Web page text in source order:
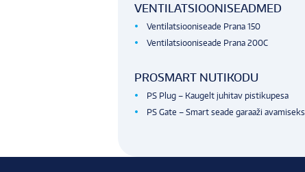
VENTILATSIOONISEADMED
Ventilatsiooniseade Prana 150
Ventilatsiooniseade Prana 200C
PROSMART NUTIKODU
PS Plug – Kaugelt juhitav pistikupesa
PS Gate – Smart seade garaaži avamiseks